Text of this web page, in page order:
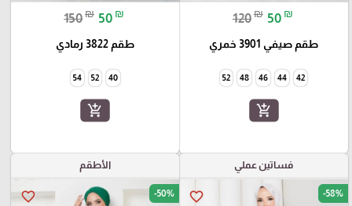
120₪ 50 ₪
طقم صيفي 3901 خمري
42
44
46
48
52
add_shopping_cart
150₪ 50 ₪
طقم 3822 رمادي
40
52
54
add_shopping_cart
فساتين عملي
favorite_border -58%
الأطقم
favorite_border -50%